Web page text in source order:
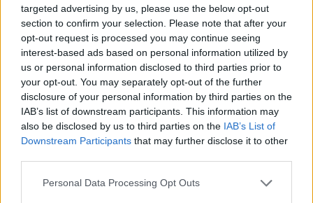
targeted advertising by us, please use the below opt-out
section to confirm your selection. Please note that after your
opt-out request is processed you may continue seeing
interest-based ads based on personal information utilized by
us or personal information disclosed to third parties prior to
your opt-out. You may separately opt-out of the further
disclosure of your personal information by third parties on the
IAB’s list of downstream participants. This information may
also be disclosed by us to third parties on the IAB’s List of
Downstream Participants that may further disclose it to other
Personal Data Processing Opt Outs
Adiós Constitución Ultra
Conservadora, Hola Constitución
Pinochet-Lagos